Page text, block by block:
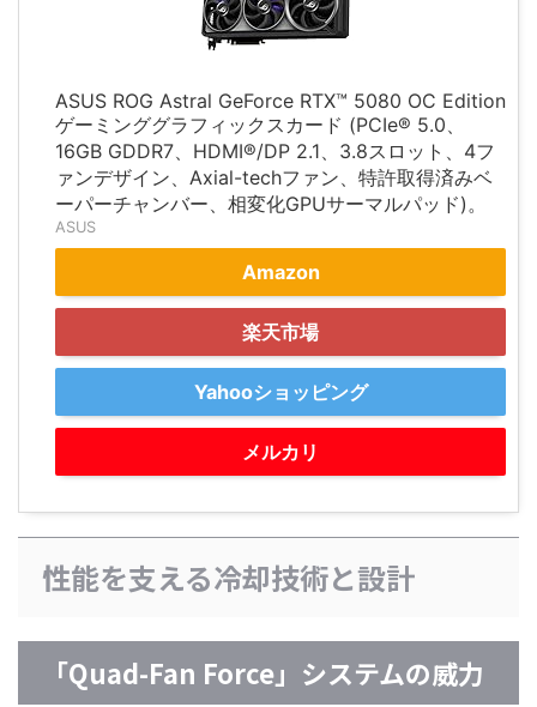
ASUS ROG Astral GeForce RTX™ 5080 OC Edition
ゲーミンググラフィックスカード (PCIe® 5.0、
16GB GDDR7、HDMI®/DP 2.1、3.8スロット、4フ
ァンデザイン、Axial-techファン、特許取得済みベ
ーパーチャンバー、相変化GPUサーマルパッド)。
ASUS
Amazon
楽天市場
Yahooショッピング
メルカリ
性能を支える冷却技術と設計
「Quad-Fan Force」システムの威力